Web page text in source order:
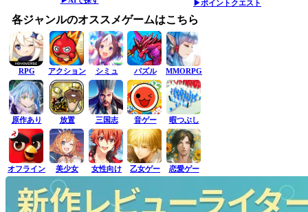
▶ポイントクエスト
各ジャンルのオススメゲームはこちら
RPG アクション シミュ パズル MMORPG
原作あり 放置 三国志 音ゲー 暇つぶし
オフライン 美少女 女性向け 乙女ゲー 恋愛ゲー